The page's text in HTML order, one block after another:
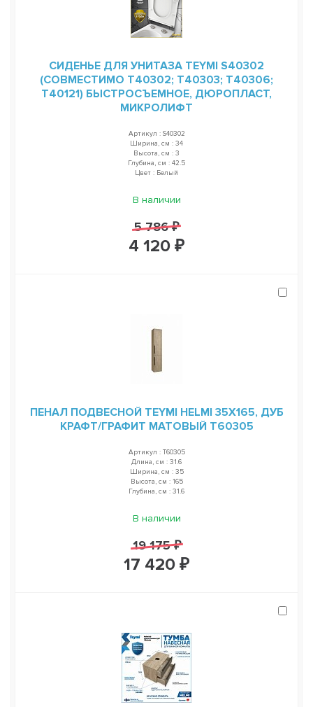
СИДЕНЬЕ ДЛЯ УНИТАЗА TEYMI S40302
(СОВМЕСТИМО T40302; T40303; T40306;
T40121) БЫСТРОСЪЕМНОЕ, ДЮРОПЛАСТ,
МИКРОЛИФТ
Артикул : S40302
Ширина, см : 34
Высота, см : 3
Глубина, см : 42.5
Цвет : Белый
В наличии
5 786 ₽
4 120 ₽
ПЕНАЛ ПОДВЕСНОЙ TEYMI HELMI 35Х165, ДУБ
КРАФТ/ГРАФИТ МАТОВЫЙ T60305
Артикул : T60305
Длина, см : 31.6
Ширина, см : 35
Высота, см : 165
Глубина, см : 31.6
В наличии
19 175 ₽
17 420 ₽